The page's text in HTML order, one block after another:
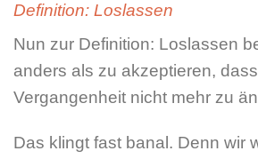
Definition: Loslassen
Nun zur Definition: Loslassen
anders als zu akzeptieren,
Vergangenheit nicht mehr zu
Das klingt fast banal. Denn wir